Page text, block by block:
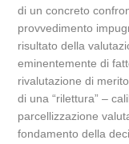
di un concreto
provvedimento
risultato della
eminentemente di
rivalutazione di
di una “rilettura” –
parcellizzazione
fondamento della